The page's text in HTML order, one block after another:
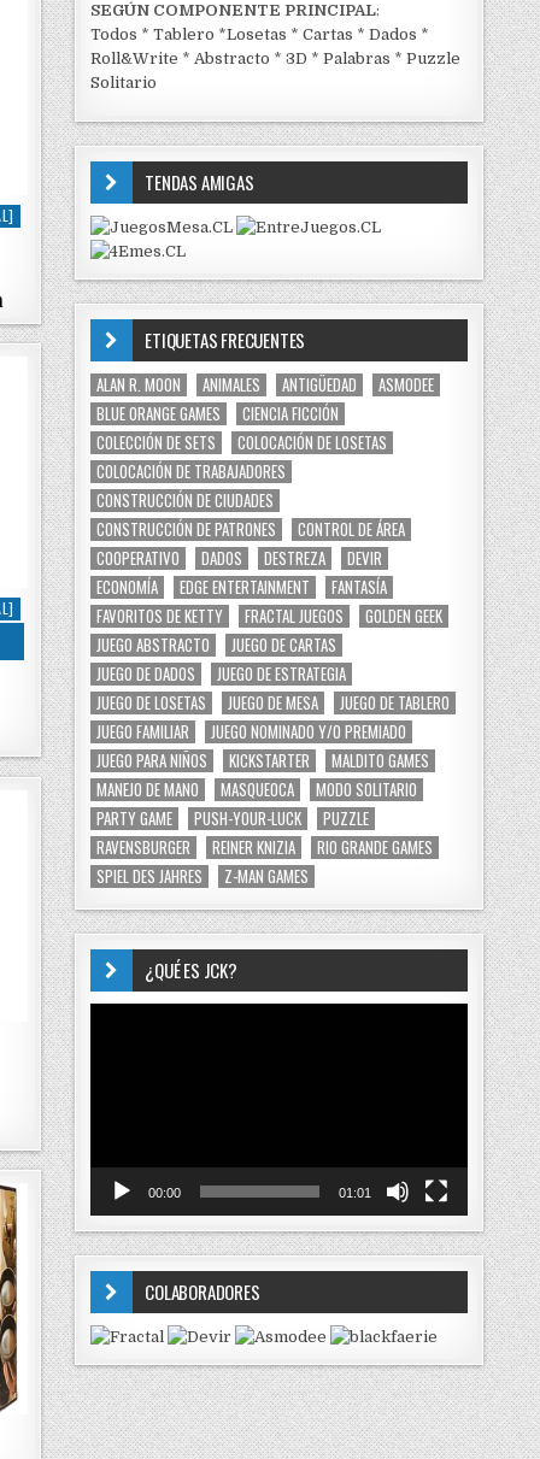
SEGÚN COMPONENTE PRINCIPAL:
Todos *Tablero *Losetas *Cartas *Dados *
Roll&Write *Abstracto *3D *Palabras *Puzzle
Solitario
TENDAS AMIGAS
ETIQUETAS FRECUENTES
ALAN R. MOON ANIMALES ANTIGÜEDAD
ASMODEE
BLUE ORANGE GAMES
CIENCIA FICCIÓN
COLECCIÓN DE SETS
COLOCACIÓN DE LOSETAS
COLOCACIÓN DE TRABAJADORES
CONSTRUCCIÓN DE CIUDADES
CONSTRUCCIÓN DE PATRONES
CONTROL DE ÁREA
COOPERATIVO
DADOS DESTREZA
DEVIR
ECONOMÍA
EDGE ENTERTAINMENT
FANTASÍA
FAVORITOS DE KETTY
FRACTAL JUEGOS
GOLDEN GEEK
JUEGO ABSTRACTO
JUEGO DE CARTAS
JUEGO DE DADOS
JUEGO DE ESTRATEGIA
JUEGO DE LOSETAS
JUEGO DE MESA
JUEGO DE TABLERO
JUEGO FAMILIAR
JUEGO NOMINADO Y/O PREMIADO
JUEGO PARA NIÑOS
KICKSTARTER
MALDITO GAMES
MANEJO DE MANO
MASQUEOCA
MODO SOLITARIO
PARTY GAME
PUSH-YOUR-LUCK
PUZZLE
RAVENSBURGER
REINER KNIZIA
RIO GRANDE GAMES
SPIEL DES JAHRES
Z-MAN GAMES
¿QUÉ ES JCK?
00:00 01:01
COLABORADORES